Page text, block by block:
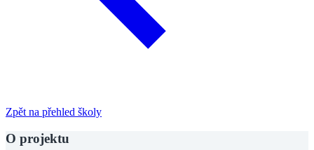
Zpět na přehled školy
O projektu